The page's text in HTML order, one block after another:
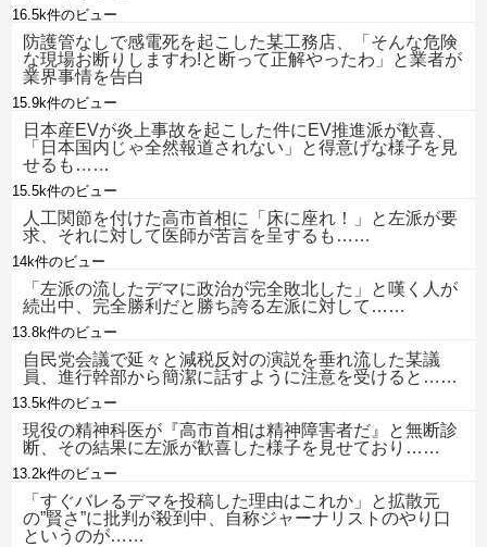
16.5k件のビュー
防護管なしで感電死を起こした某工務店、「そんな危険
な現場お断りしますわ!と断って正解やったわ」と業者が
業界事情を告白
15.9k件のビュー
日本産EVが炎上事故を起こした件にEV推進派が歓喜、
「日本国内じゃ全然報道されない」と得意げな様子を見
せるも……
15.5k件のビュー
人工関節を付けた高市首相に「床に座れ！」と左派が要
求、それに対して医師が苦言を呈するも……
14k件のビュー
「左派の流したデマに政治が完全敗北した」と嘆く人が
続出中、完全勝利だと勝ち誇る左派に対して……
13.8k件のビュー
自民党会議で延々と減税反対の演説を垂れ流した某議
員、進行幹部から簡潔に話すように注意を受けると……
13.5k件のビュー
現役の精神科医が『高市首相は精神障害者だ』と無断診
断、その結果に左派が歓喜した様子を見せており……
13.2k件のビュー
「すぐバレるデマを投稿した理由はこれか」と拡散元
の”賢さ”に批判が殺到中、自称ジャーナリストのやり口
というのが……